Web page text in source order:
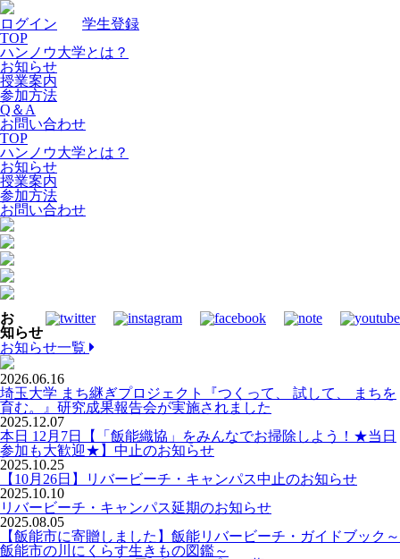
ログイン
学生登録
TOP
ハンノウ大学とは？
お知らせ
授業案内
参加方法
Q＆A
お問い合わせ
TOP
ハンノウ大学とは？
お知らせ
授業案内
参加方法
お問い合わせ
お
知らせ
お知らせ一覧
2026.06.16
埼玉大学 まち継ぎプロジェクト『つくって、 試して、 まちを
育む。』研究成果報告会が実施されました
2025.12.07
本日 12月7日【「飯能織協」をみんなでお掃除しよう！★当日
参加も大歓迎★】中止のお知らせ
2025.10.25
【10月26日】リバービーチ・キャンパス中止のお知らせ
2025.10.10
リバービーチ・キャンパス延期のお知らせ
2025.08.05
【飯能市に寄贈しました】飯能リバービーチ・ガイドブック～
飯能市の川にくらす生きもの図鑑～